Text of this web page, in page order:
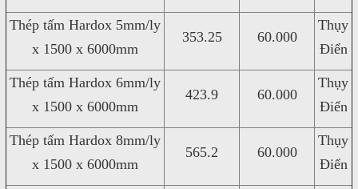
Thép tấm Hardox 5mm/ly
x 1500 x 6000mm
353.25 60.000
Thụy
Điển
Thép tấm Hardox 6mm/ly
x 1500 x 6000mm
423.9 60.000
Thụy
Điển
Thép tấm Hardox 8mm/ly
x 1500 x 6000mm
565.2 60.000
Thụy
Điển